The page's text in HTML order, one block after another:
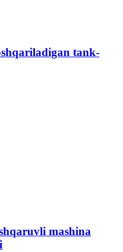
tank-
mashina